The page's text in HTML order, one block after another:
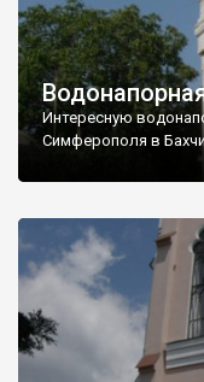
Интересную
Симферополя в